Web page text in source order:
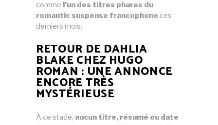
comme l’un des titres phares du
romantic suspense francophone ces
derniers mois.
RETOUR DE DAHLIA
BLAKE CHEZ HUGO
ROMAN : UNE ANNONCE
ENCORE TRÈS
MYSTÉRIEUSE
À ce stade, aucun titre, résumé ou date